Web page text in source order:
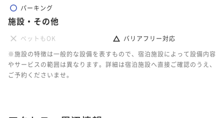
パーキング
施設・その他
ペットもOK
バリアフリー対応
※施設の特徴は一般的な設備を表すもので、宿泊施設によって設備内容
やサービスの範囲は異なります。詳細は宿泊施設へ直接ご確認のうえ、
ご予約くださいませ。